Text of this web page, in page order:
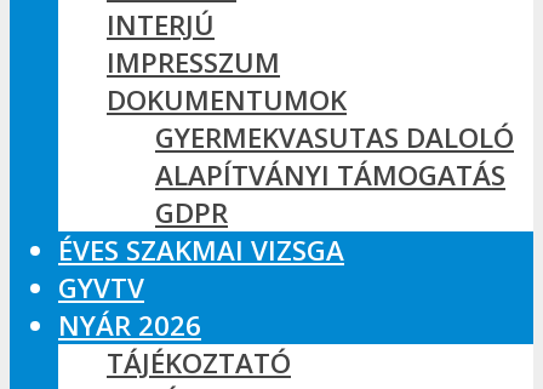
INTERJÚ
IMPRESSZUM
DOKUMENTUMOK
GYERMEKVASUTAS DALOLÓ
ALAPÍTVÁNYI TÁMOGATÁS
GDPR
ÉVES SZAKMAI VIZSGA
GYVTV
NYÁR 2026
TÁJÉKOZTATÓ